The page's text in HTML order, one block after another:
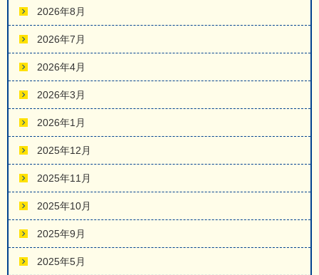
2026年8月
2026年7月
2026年4月
2026年3月
2026年1月
2025年12月
2025年11月
2025年10月
2025年9月
2025年5月